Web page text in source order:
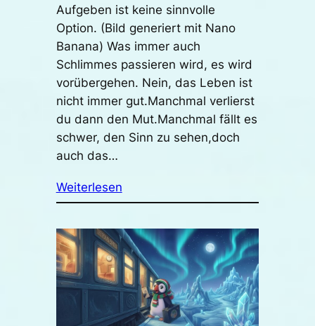
Aufgeben ist keine sinnvolle
Option. (Bild generiert mit Nano
Banana) Was immer auch
Schlimmes passieren wird, es wird
vorübergehen. Nein, das Leben ist
nicht immer gut.Manchmal verlierst
du dann den Mut.Manchmal fällt es
schwer, den Sinn zu sehen,doch
auch das…
Weiterlesen